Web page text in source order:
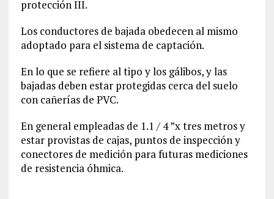
protección III.
Los conductores de bajada obedecen al mismo
adoptado para el sistema de captación.
En lo que se refiere al tipo y los gálibos, y las
bajadas deben estar protegidas cerca del suelo
con cañerías de PVC.
En general empleadas de 1.1 / 4 ”x tres metros y
estar provistas de cajas, puntos de inspección y
conectores de medición para futuras mediciones
de resistencia óhmica.